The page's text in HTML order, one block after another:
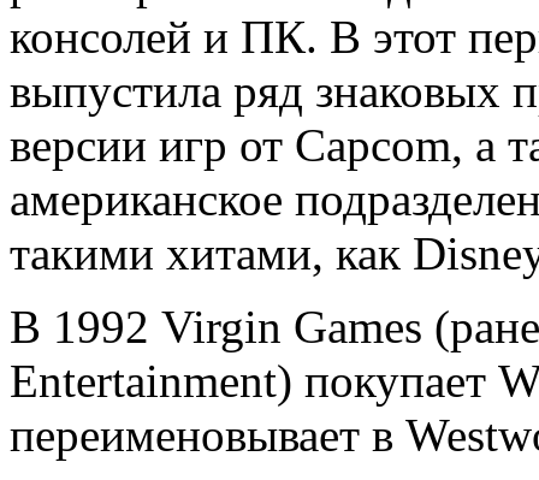
консолей и ПК. В этот
выпустила ряд знаковых
версии игр от Capcom, а
американское
такими хитами, как
В 1992 Virgin Games
Entertainment) покупает
переименовывает в